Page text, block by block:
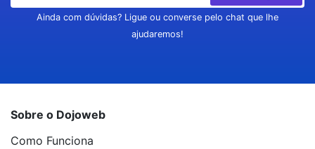
Ainda com dúvidas? Ligue ou converse pelo chat que lhe
ajudaremos!
Sobre o Dojoweb
Como Funciona